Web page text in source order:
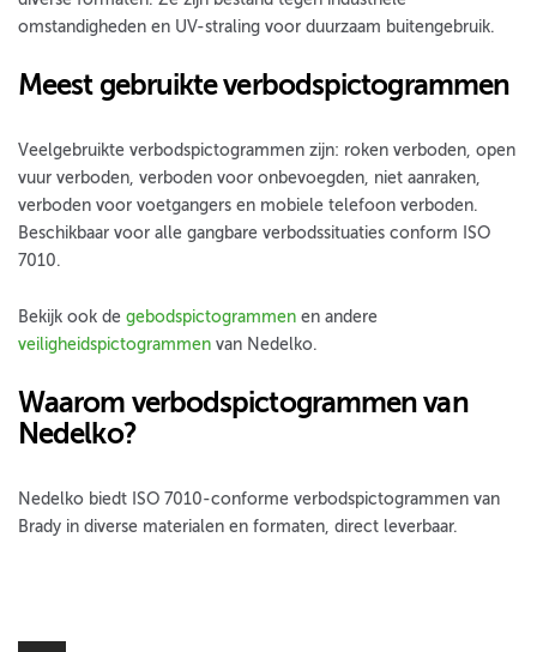
omstandigheden en UV-straling voor duurzaam buitengebruik.
Meest gebruikte verbodspictogrammen
Veelgebruikte verbodspictogrammen zijn: roken verboden, open
vuur verboden, verboden voor onbevoegden, niet aanraken,
verboden voor voetgangers en mobiele telefoon verboden.
Beschikbaar voor alle gangbare verbodssituaties conform ISO
7010.
Bekijk ook de gebodspictogrammen en andere
veiligheidspictogrammen van Nedelko.
Waarom verbodspictogrammen van
Nedelko?
Nedelko biedt ISO 7010-conforme verbodspictogrammen van
Brady in diverse materialen en formaten, direct leverbaar.